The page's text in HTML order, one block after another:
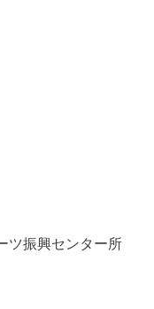
ツ振興センター所